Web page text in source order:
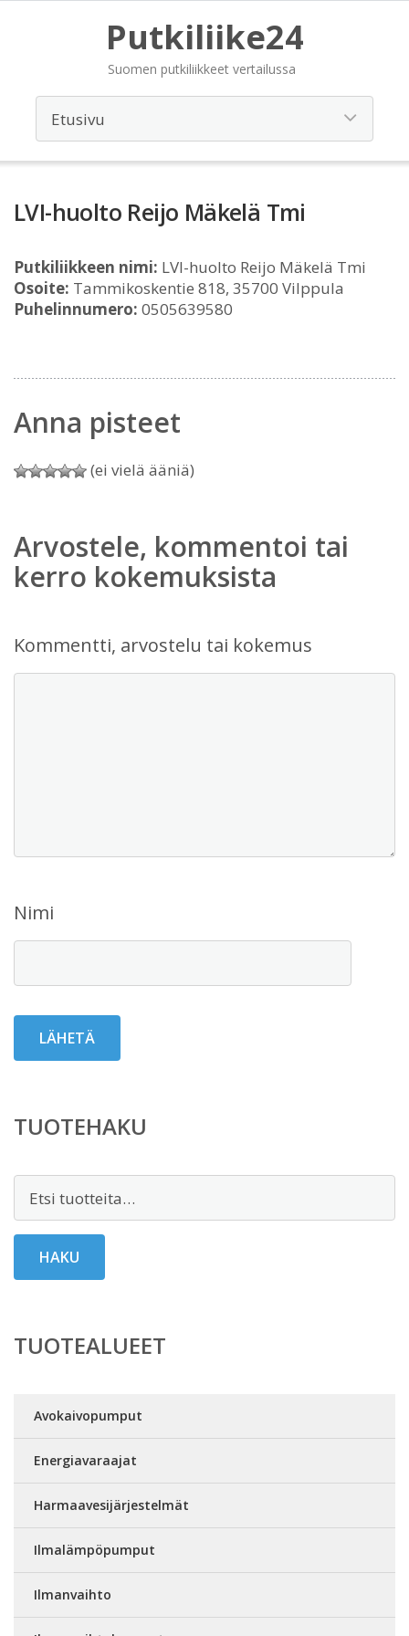
Putkiliike24
Suomen putkiliikkeet vertailussa
LVI-huolto Reijo Mäkelä Tmi
Putkiliikkeen nimi: LVI-huolto Reijo Mäkelä Tmi
Osoite: Tammikoskentie 818, 35700 Vilppula
Puhelinnumero: 0505639580
Anna pisteet
(ei vielä ääniä)
Arvostele, kommentoi tai
kerro kokemuksista
Kommentti, arvostelu tai kokemus
Nimi
TUOTEHAKU
HAKU
TUOTEALUEET
Avokaivopumput
Energiavaraajat
Harmaavesijärjestelmät
Ilmalämpöpumput
Ilmanvaihto